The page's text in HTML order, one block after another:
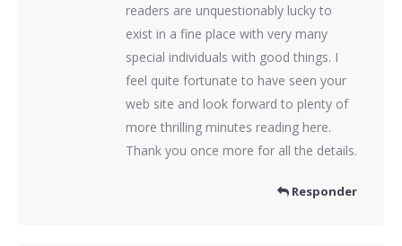
readers are unquestionably lucky to
exist in a fine place with very many
special individuals with good things. I
feel quite fortunate to have seen your
web site and look forward to plenty of
more thrilling minutes reading here.
Thank you once more for all the details.
Responder